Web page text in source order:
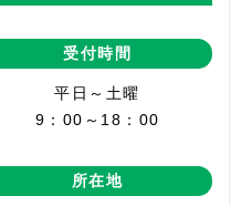
受付時間
平日～土曜
9：00～18：00
所在地